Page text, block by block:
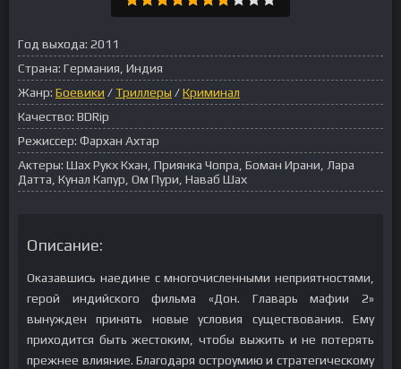
Год выхода: 2011
Страна: Германия, Индия
Жанр: Боевики /Триллеры /Криминал
Качество: BDRip
Режиссер: Фархан Ахтар
Актеры: Шах Рукх Кхан, Приянка Чопра, Боман Ирани, Лара
Датта, Кунал Капур, Ом Пури, Наваб Шах
Описание:
Оказавшись наедине с многочисленными неприятностями,
герой индийского фильма «Дон. Главарь мафии 2»
вынужден принять новые условия существования. Ему
приходится быть жестоким, чтобы выжить и не потерять
прежнее влияние. Благодаря остроумию и стратегическому